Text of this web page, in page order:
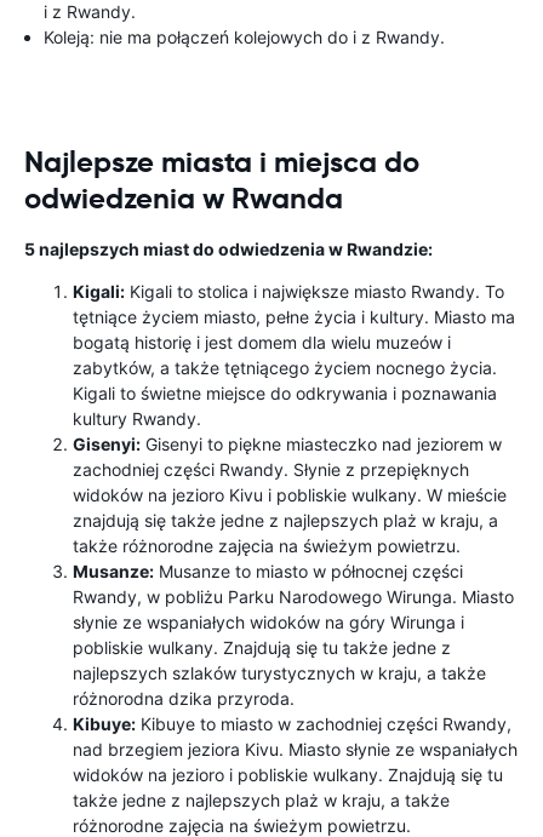
i z Rwandy.
Koleją: nie ma połączeń kolejowych do i z Rwandy.
Najlepsze miasta i miejsca do
odwiedzenia w Rwanda
5 najlepszych miast do odwiedzenia w Rwandzie:
Kigali: Kigali to stolica i największe miasto Rwandy. To
tętniące życiem miasto, pełne życia i kultury. Miasto ma
bogatą historię i jest domem dla wielu muzeów i
zabytków, a także tętniącego życiem nocnego życia.
Kigali to świetne miejsce do odkrywania i poznawania
kultury Rwandy.
Gisenyi: Gisenyi to piękne miasteczko nad jeziorem w
zachodniej części Rwandy. Słynie z przepięknych
widoków na jezioro Kivu i pobliskie wulkany. W mieście
znajdują się także jedne z najlepszych plaż w kraju, a
także różnorodne zajęcia na świeżym powietrzu.
Musanze: Musanze to miasto w północnej części
Rwandy, w pobliżu Parku Narodowego Wirunga. Miasto
słynie ze wspaniałych widoków na góry Wirunga i
pobliskie wulkany. Znajdują się tu także jedne z
najlepszych szlaków turystycznych w kraju, a także
różnorodna dzika przyroda.
Kibuye: Kibuye to miasto w zachodniej części Rwandy,
nad brzegiem jeziora Kivu. Miasto słynie ze wspaniałych
widoków na jezioro i pobliskie wulkany. Znajdują się tu
także jedne z najlepszych plaż w kraju, a także
różnorodne zajęcia na świeżym powietrzu.